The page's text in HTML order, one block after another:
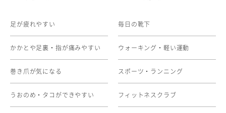
足が疲れやすい
かかとや足裏・指が痛みやすい
巻き爪が気になる
うおのめ・タコができやすい
毎日の靴下
ウォーキング・軽い運動
スポーツ・ランニング
フィットネスクラブ